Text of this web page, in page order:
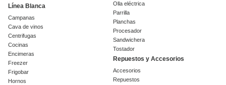
Línea Blanca
Campanas
Cava de vinos
Centrifugas
Cocinas
Encimeras
Freezer
Frigobar
Hornos
Olla eléctrica
Parrilla
Planchas
Procesador
Sandwichera
Tostador
Repuestos y Accesorios
Accesorios
Repuestos